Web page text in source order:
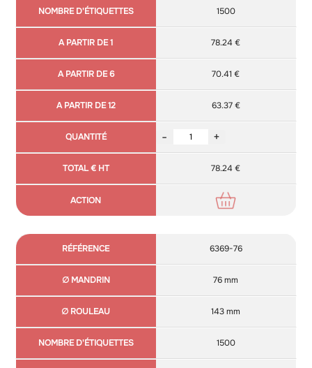
1500
78.24 €
70.41 €
63.37 €
- +
78.24 €
6369-76
76 mm
143 mm
1500